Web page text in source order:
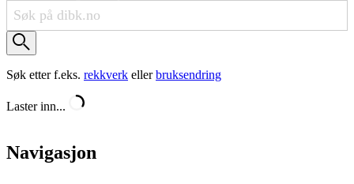
Søk etter f.eks. rekkverk ellerbruksendring
Laster inn...
Navigasjon